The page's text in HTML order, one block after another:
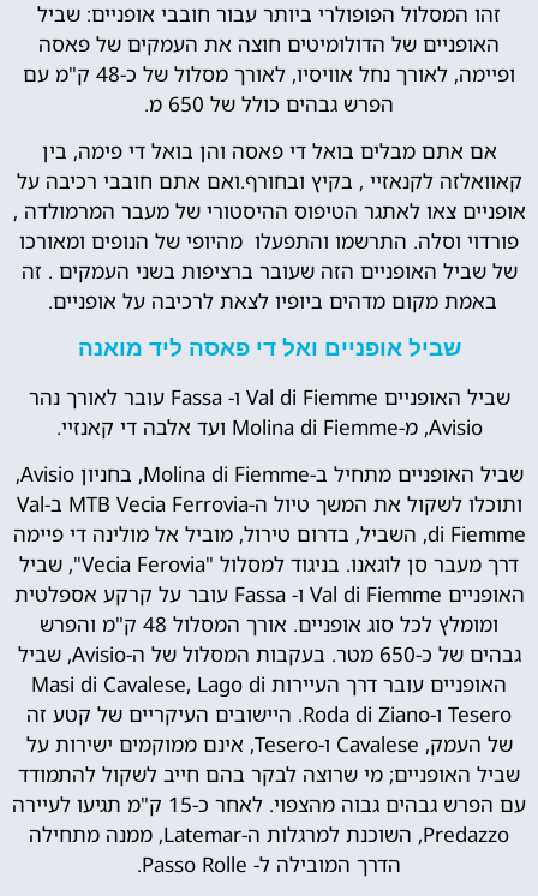
זהו המסלול הפופולרי ביותר עבור חובבי אופניים: שביל
האופניים של הדולומיטים חוצה את העמקים של פאסה
ופיימה, לאורך נחל אוויסיו, לאורך מסלול של כ-48 ק"מ עם
הפרש גבהים כולל של 650 מ.
אם אתם מבלים בואל די פאסה והן בואל די פימה, בין
קאוואלזה לקנאזיי , בקיץ ובחורף.ואם אתם חובבי רכיבה על
אופניים צאו לאתגר הטיפוס ההיסטורי של מעבר המרמולדה ,
פורדוי וסלה. התרשמו והתפעלו מהיופי של הנופים ומאורכו
של שביל האופניים הזה שעובר ברציפות בשני העמקים . זה
באמת מקום מדהים ביופיו לצאת לרכיבה על אופניים.
שביל אופניים ואל די פאסה ליד מואנה
שביל האופניים Val di Fiemme ו- Fassa עובר לאורך נהר
Avisio, מ-Molina di Fiemme ועד אלבה די קאנזיי.
שביל האופניים מתחיל ב-Molina di Fiemme, בחניון Avisio,
ותוכלו לשקול את המשך טיול ה-MTB Vecia Ferrovia ב-Val
di Fiemme, השביל, בדרום טירול, מוביל אל מולינה די פיימה
דרך מעבר סן לוגאנו. בניגוד למסלול "Vecia Ferovia", שביל
האופניים Val di Fiemme ו- Fassa עובר על קרקע אספלטית
ומומלץ לכל סוג אופניים. אורך המסלול 48 ק"מ והפרש
גבהים של כ-650 מטר. בעקבות המסלול של ה-Avisio, שביל
האופניים עובר דרך העיירות Masi di Cavalese, Lago di
Tesero ו-Roda di Ziano. היישובים העיקריים של קטע זה
של העמק, Cavalese ו-Tesero, אינם ממוקמים ישירות על
שביל האופניים; מי שרוצה לבקר בהם חייב לשקול להתמודד
עם הפרש גבהים גבוה מהצפוי. לאחר כ-15 ק"מ תגיעו לעיירה
Predazzo, השוכנת למרגלות ה-Latemar, ממנה מתחילה
הדרך המובילה ל- Passo Rolle.